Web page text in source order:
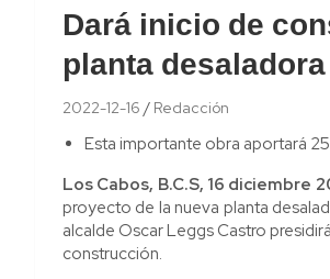
Dará inicio de
planta
2022-12-16 Redacción
Esta importante obra aportará
Los Cabos, B.C.S, 16 diciembre
proyecto de la nueva planta
alcalde Oscar Leggs Castro
construcción.